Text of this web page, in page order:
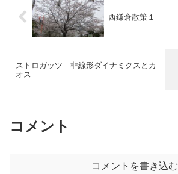
西鎌倉散策１
ストロガッツ 非線形ダイナミクスとカ
オス
コメント
コメントを書き込む